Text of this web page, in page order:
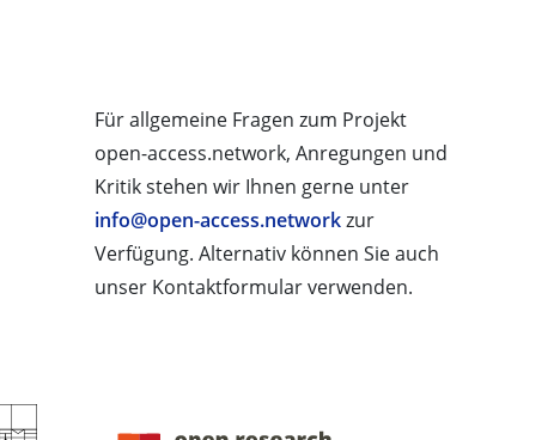
Für allgemeine Fragen zum Projekt
open-access.network, Anregungen und
Kritik stehen wir Ihnen gerne unter
info@open-access.networkzur
Verfügung. Alternativ können Sie auch
unser Kontaktformular verwenden.